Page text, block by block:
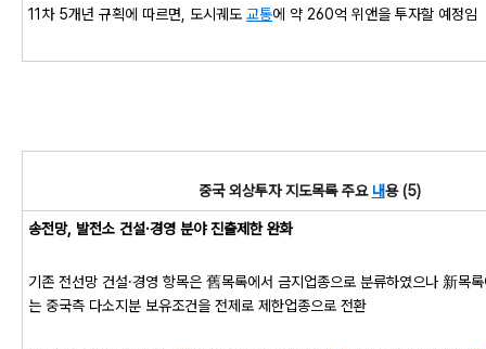
11차 5개년 규획에 따르면, 도시궤도 교통에 약 260억 위앤을 투자할 예정임
중국 외상투자 지도목록 주요 내용 (5)
송전망, 발전소 건설·경영 분야 진출제한 완화
기존 전선망 건설·경영 항목은 舊목록에서 금지업종으로 분류하였으나 新목
는 중국측 다소지분 보유조건을 전제로 제한업종으로 전환